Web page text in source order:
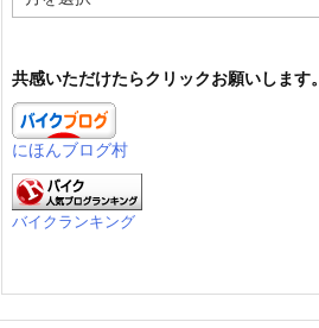
ー
ブ
共感いただけたらクリックお願いします。
にほんブログ村
バイクランキング